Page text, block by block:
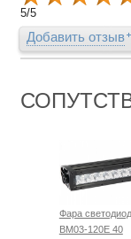
5/5
Добавить отзыв
Фара
BM03-120E 40